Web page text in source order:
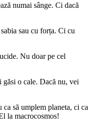
numai sânge. Ci dacă
sau cu forța. Ci cu
Nu doar pe cel
o cale. Dacă nu, vei
să umplem planeta, ci ca
la macrocosmos!